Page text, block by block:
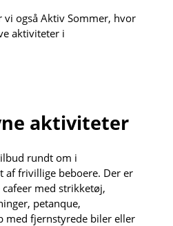
også Aktiv Sommer, hvor
aktiviteter i
aktiviteter
rundt om i
af frivillige beboere. Der er
med strikketøj,
petanque,
med fjernstyrede biler eller